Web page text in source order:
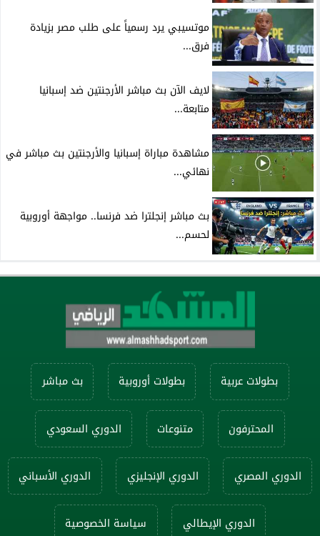
موتسيبي يرد رسمياً على طلب مصر بزيادة
فرق...
لايف الآن بث مباشر الأرجنتين ضد إسبانيا
متابعة...
مشاهدة مباراة إسبانيا والأرجنتين بث مباشر في
نهائي...
بث مباشر إنجلترا ضد فرنسا.. مواجهة أوروبية
لحسم...
بطولات عربية بطولات أوروبية بث مباشر
المحترفون متنوعات الدوري السعودي
الدوري المصري الدوري الإنجليزي الدوري الأسباني
الدوري الإيطالي سياسة الخصوصية